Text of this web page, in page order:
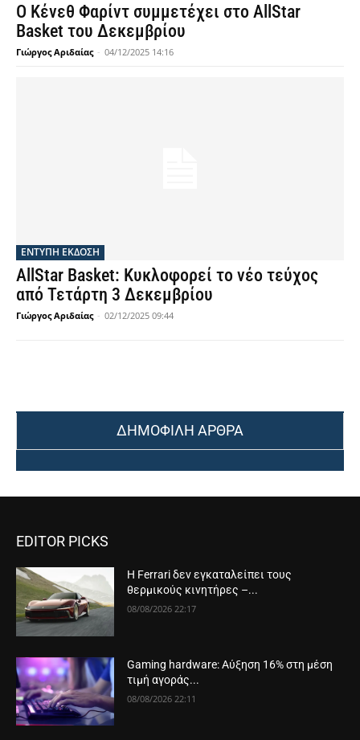
Ο Κένεθ Φαρίντ συμμετέχει στο AllStar
Basket του Δεκεμβρίου
Γιώργος Αριδαίας - 04/12/2025 14:16
ΕΝΤΥΠΗ ΕΚΔΟΣΗ
AllStar Basket: Κυκλοφορεί το νέο τεύχος
από Τετάρτη 3 Δεκεμβρίου
Γιώργος Αριδαίας - 02/12/2025 09:44
ΔΗΜΟΦΙΛΗ ΑΡΘΡΑ
EDITOR PICKS
Η Ferrari δεν εγκαταλείπει τους
θερμικούς κινητήρες –...
08/08/2026 22:17
Gaming hardware: Αύξηση 16% στη μέση
τιμή αγοράς...
08/08/2026 22:11